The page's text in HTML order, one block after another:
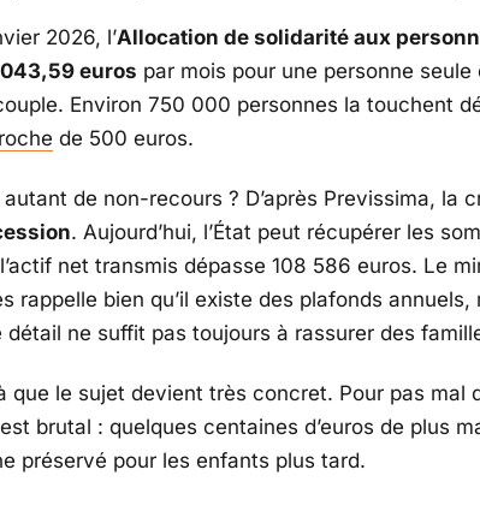
2026, l’Allocation de solidarité aux
043,59 euros par mois pour une personne seule
Environ 750 000 personnes la touchent
de 500 euros.
de non-recours ? D’après Previssima, la
. Aujourd’hui, l’État peut récupérer les
net transmis dépasse 108 586 euros. Le
rappelle bien qu’il existe des plafonds annuels,
détail ne suffit pas toujours à rassurer des
que le sujet devient très concret. Pour pas mal
brutal : quelques centaines d’euros de plus
préservé pour les enfants plus tard.